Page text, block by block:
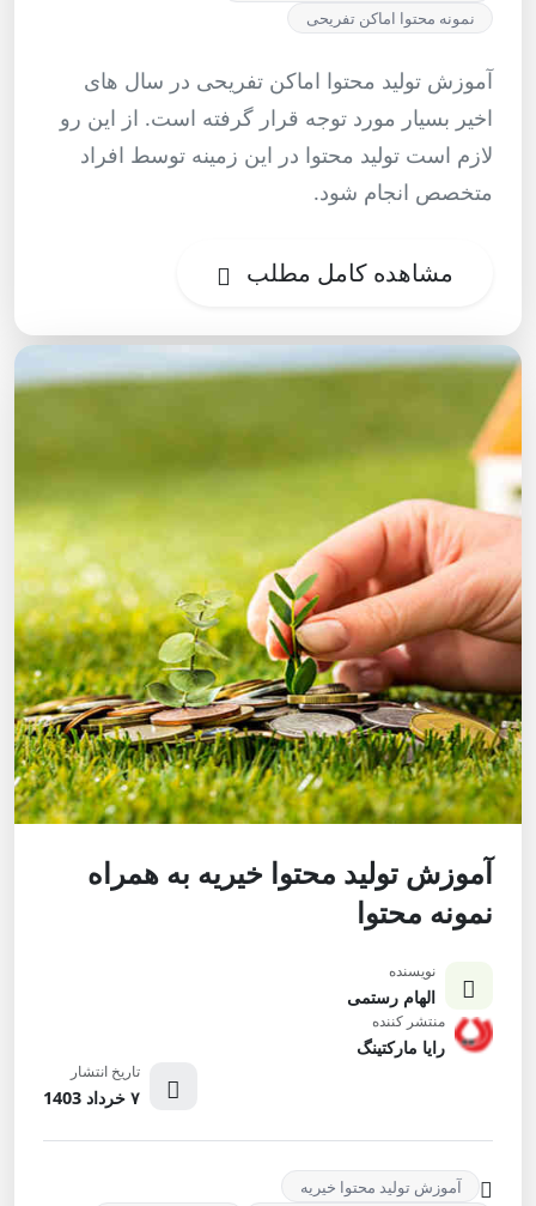
نمونه محتوا اماکن تفریحی
آموزش تولید محتوا اماکن تفریحی در سال های
اخیر بسیار مورد توجه قرار گرفته است. از این رو
لازم است تولید محتوا در این زمینه توسط افراد
متخصص انجام شود.
مشاهده کامل مطلب
آموزش تولید محتوا خیریه به همراه
نمونه محتوا
نویسنده
الهام رستمی
منتشر کننده
رایا مارکتینگ
تاریخ انتشار
۷ خرداد 1403
آموزش تولید محتوا خیریه